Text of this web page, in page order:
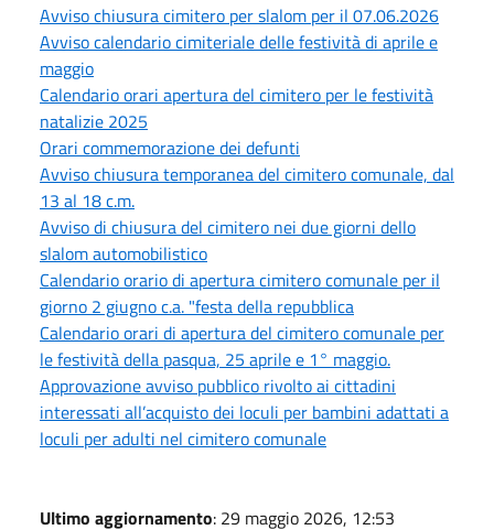
Avviso chiusura cimitero per slalom per il 07.06.2026
Avviso calendario cimiteriale delle festività di aprile e
maggio
Calendario orari apertura del cimitero per le festività
natalizie 2025
Orari commemorazione dei defunti
Avviso chiusura temporanea del cimitero comunale, dal
13 al 18 c.m.
Avviso di chiusura del cimitero nei due giorni dello
slalom automobilistico
Calendario orario di apertura cimitero comunale per il
giorno 2 giugno c.a. "festa della repubblica
Calendario orari di apertura del cimitero comunale per
le festività della pasqua, 25 aprile e 1° maggio.
Approvazione avviso pubblico rivolto ai cittadini
interessati all’acquisto dei loculi per bambini adattati a
loculi per adulti nel cimitero comunale
Ultimo aggiornamento: 29 maggio 2026, 12:53